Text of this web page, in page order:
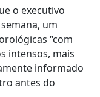
o executivo
um
“com
intensos, mais
informado
antes do